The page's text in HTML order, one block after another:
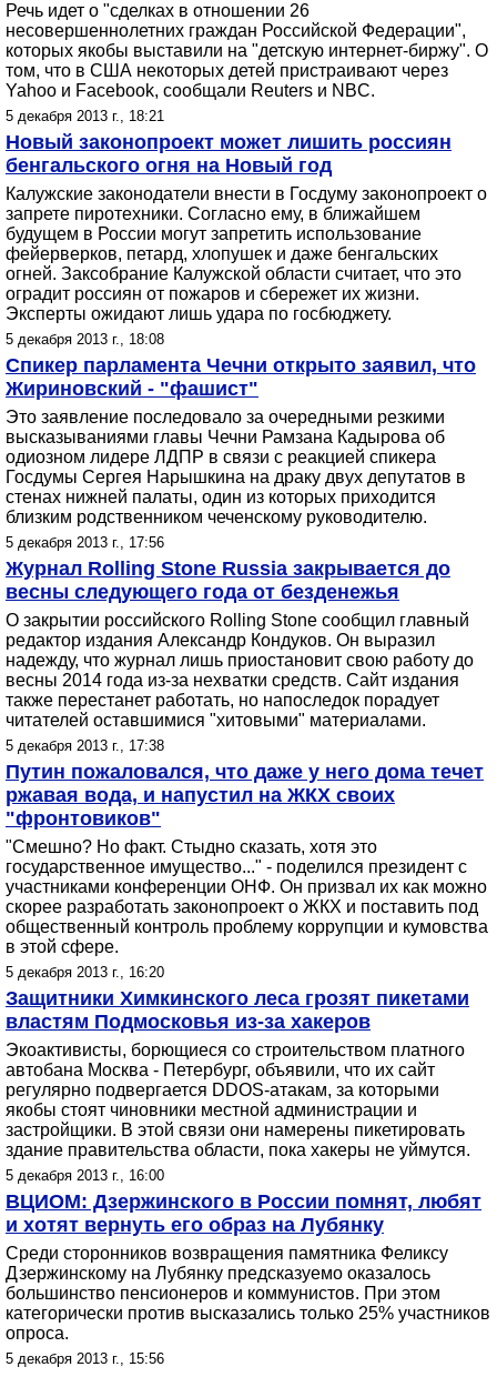
Речь идет о "сделках в отношении 26
несовершеннолетних граждан Российской Федерации",
которых якобы выставили на "детскую интернет-биржу". О
том, что в США некоторых детей пристраивают через
Yahoo и Facebook, сообщали Reuters и NBC.
5 декабря 2013 г., 18:21
Новый законопроект может лишить россиян
бенгальского огня на Новый год
Калужские законодатели внести в Госдуму законопроект о
запрете пиротехники. Согласно ему, в ближайшем
будущем в России могут запретить использование
фейерверков, петард, хлопушек и даже бенгальских
огней. Заксобрание Калужской области считает, что это
оградит россиян от пожаров и сбережет их жизни.
Эксперты ожидают лишь удара по госбюджету.
5 декабря 2013 г., 18:08
Спикер парламента Чечни открыто заявил, что
Жириновский - "фашист"
Это заявление последовало за очередными резкими
высказываниями главы Чечни Рамзана Кадырова об
одиозном лидере ЛДПР в связи с реакцией спикера
Госдумы Сергея Нарышкина на драку двух депутатов в
стенах нижней палаты, один из которых приходится
близким родственником чеченскому руководителю.
5 декабря 2013 г., 17:56
Журнал Rolling Stone Russia закрывается до
весны следующего года от безденежья
О закрытии российского Rolling Stone сообщил главный
редактор издания Александр Кондуков. Он выразил
надежду, что журнал лишь приостановит свою работу до
весны 2014 года из-за нехватки средств. Сайт издания
также перестанет работать, но напоследок порадует
читателей оставшимися "хитовыми" материалами.
5 декабря 2013 г., 17:38
Путин пожаловался, что даже у него дома течет
ржавая вода, и напустил на ЖКХ своих
"фронтовиков"
"Смешно? Но факт. Стыдно сказать, хотя это
государственное имущество..." - поделился президент с
участниками конференции ОНФ. Он призвал их как можно
скорее разработать законопроект о ЖКХ и поставить под
общественный контроль проблему коррупции и кумовства
в этой сфере.
5 декабря 2013 г., 16:20
Защитники Химкинского леса грозят пикетами
властям Подмосковья из-за хакеров
Экоактивисты, борющиеся со строительством платного
автобана Москва - Петербург, объявили, что их сайт
регулярно подвергается DDOS-атакам, за которыми
якобы стоят чиновники местной администрации и
застройщики. В этой связи они намерены пикетировать
здание правительства области, пока хакеры не уймутся.
5 декабря 2013 г., 16:00
ВЦИОМ: Дзержинского в России помнят, любят
и хотят вернуть его образ на Лубянку
Среди сторонников возвращения памятника Феликсу
Дзержинскому на Лубянку предсказуемо оказалось
большинство пенсионеров и коммунистов. При этом
категорически против высказались только 25% участников
опроса.
5 декабря 2013 г., 15:56